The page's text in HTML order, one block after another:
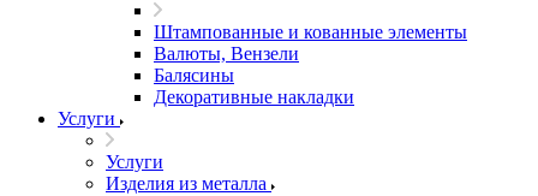
Штампованные и кованные элементы
Валюты, Вензели
Балясины
Декоративные накладки
Услуги
Услуги
Изделия из металла